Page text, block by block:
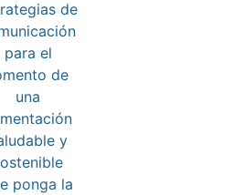
de
para el
de
una
y
ponga la